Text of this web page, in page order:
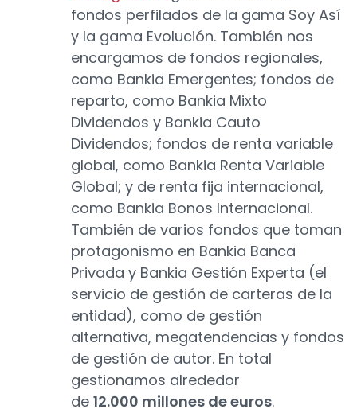
fondos perfilados de la gama Soy Así
y la gama Evolución. También nos
encargamos de fondos regionales,
como Bankia Emergentes; fondos de
reparto, como Bankia Mixto
Dividendos y Bankia Cauto
Dividendos; fondos de renta variable
global, como Bankia Renta Variable
Global; y de renta fija internacional,
como Bankia Bonos Internacional.
También de varios fondos que toman
protagonismo en Bankia Banca
Privada y Bankia Gestión Experta (el
servicio de gestión de carteras de la
entidad), como de gestión
alternativa, megatendencias y fondos
de gestión de autor. En total
gestionamos alrededor
de 12.000 millones de euros.